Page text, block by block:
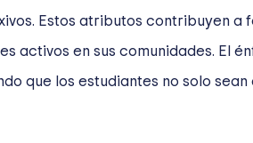
Estos atributos contribuyen
activos en sus comunidades. El
que los estudiantes no solo